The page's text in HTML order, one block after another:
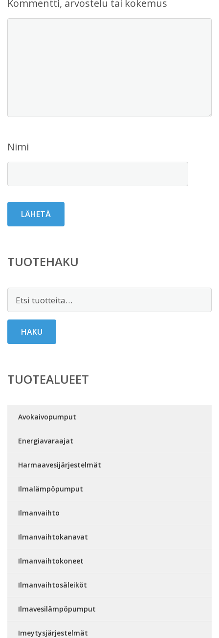
Kommentti, arvostelu tai kokemus
Nimi
TUOTEHAKU
HAKU
TUOTEALUEET
Avokaivopumput
Energiavaraajat
Harmaavesijärjestelmät
Ilmalämpöpumput
Ilmanvaihto
Ilmanvaihtokanavat
Ilmanvaihtokoneet
Ilmanvaihtosäleiköt
Ilmavesilämpöpumput
Imeytysjärjestelmät